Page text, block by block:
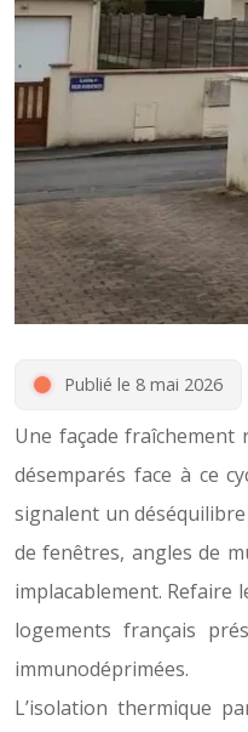
Publié le 8 mai 2026
Une façade fraîchement
désemparés face à ce
signalent un
de fenêtres, angles de
implacablement. Refaire
logements français
immunodéprimées.
L’isolation thermique